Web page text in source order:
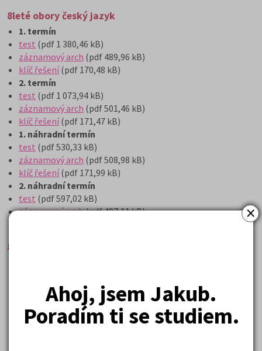
×
Ahoj, jsem Jakub.
Poradím ti se studiem.
8leté obory český jazyk
1. termín
test (pdf 1 380,46 kB)
záznamový arch (pdf 489,96 kB)
klíč řešení(pdf 170,48 kB)
2. termín
test (pdf 1 073,94 kB)
záznamový arch (pdf 501,46 kB)
klíč řešení(pdf 171,47 kB)
1. náhradní termín
test (pdf 530,33 kB)
záznamový arch (pdf 508,98 kB)
klíč řešení(pdf 171,99 kB)
2. náhradní termín
test (pdf 597,02 kB)
záznamový arch(pdf 497,11 kB)
8leté obory matematika
záznamový arch (pdf 87,17 kB)
klíč řešení(pdf 138,25 kB)
2. termín
test
(pdf 197,94 kB)